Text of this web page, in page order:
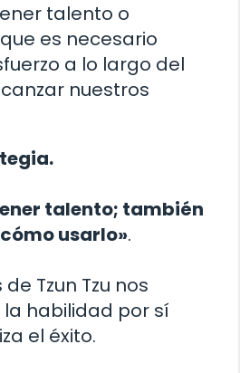
talento o
es necesario
a lo largo del
nuestros
talento; también
usarlo».
Tzun Tzu nos
habilidad por sí
el éxito.